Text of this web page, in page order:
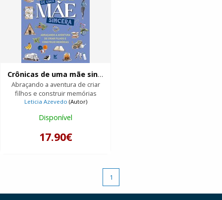
Crônicas de uma mãe sincera
Abraçando a aventura de criar
filhos e construir memórias
Leticia Azevedo (Autor)
Disponível
17.90€
1